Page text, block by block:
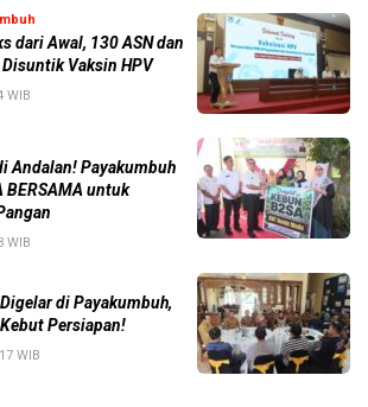
dari Awal, 130 ASN dan
Vaksin HPV
WIB
Andalan! Payakumbuh
BERSAMA untuk
WIB
di Payakumbuh,
Persiapan!
WIB